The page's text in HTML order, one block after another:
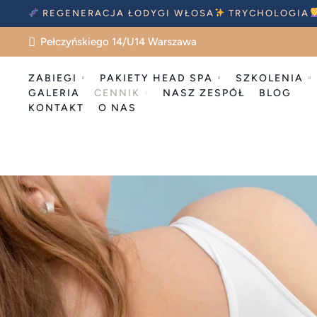
REGENERACJA ŁODYGI WŁOSA TRYCHOLOGIA
Pełczyńskiego 14/U14 Warszawa
ZABIEGI PAKIETY HEAD SPA
SZKOLENIA
GALERIA
CENNIK NASZ ZESPÓŁ
BLOG
KONTAKT
O NAS